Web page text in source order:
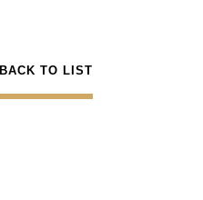
BACK TO LIST